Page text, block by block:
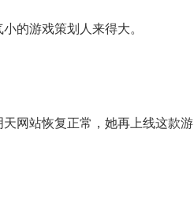
的游戏策划人来得大。
网站恢复正常，她再上线这款游